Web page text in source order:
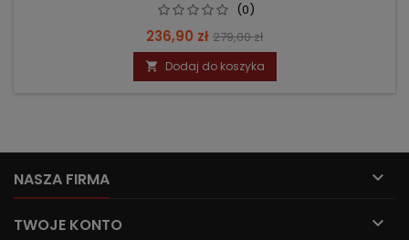
(0)
Cena
236,90 zł Cena
podstawowa
279,00 zł
 Dodaj do koszyka
NASZA FIRMA 
TWOJE KONTO 